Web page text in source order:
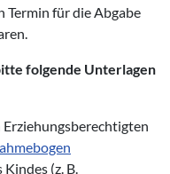
Termin für die Abgabe
folgende Unterlagen
(z. B.